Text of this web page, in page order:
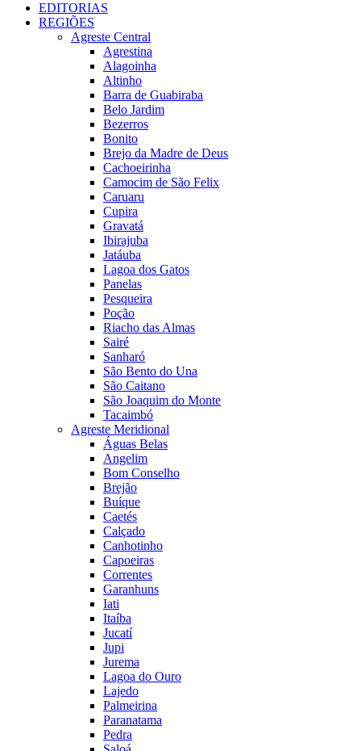
EDITORIAS
REGIÕES
Agreste Central
Agrestina
Alagoinha
Altinho
Barra de Guabiraba
Belo Jardim
Bezerros
Bonito
Brejo da Madre de Deus
Cachoeirinha
Camocim de São Felix
Caruaru
Cupira
Gravatá
Ibirajuba
Jatáuba
Lagoa dos Gatos
Panelas
Pesqueira
Poção
Riacho das Almas
Sairé
Sanharó
São Bento do Una
São Caitano
São Joaquim do Monte
Tacaimbó
Agreste Meridional
Águas Belas
Angelim
Bom Conselho
Brejão
Buíque
Caetés
Calçado
Canhotinho
Capoeiras
Correntes
Garanhuns
Iati
Itaíba
Jucatí
Jupi
Jurema
Lagoa do Ouro
Lajedo
Palmeirina
Paranatama
Pedra